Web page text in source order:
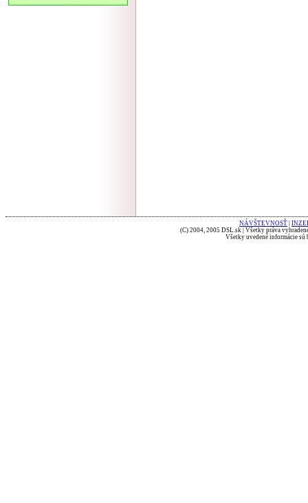
NÁVŠTEVNOSŤ
(C) 2004, 2005 DSL.sk | Všetky práva
Všetky uvedené informácie sú